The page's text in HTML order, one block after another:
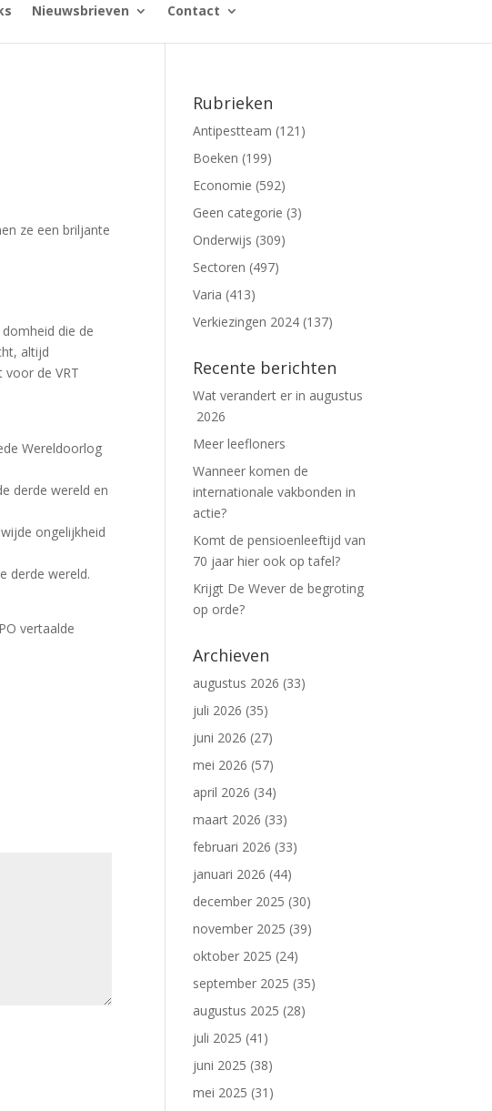
Nieuwsbrieven Contact
ze een briljante
die de
altijd
de VRT
Wereldoorlog
derde wereld en
ongelijkheid
derde wereld.
vertaalde
Rubrieken
Antipestteam (121)
Boeken (199)
Economie (592)
Geen categorie (3)
Onderwijs (309)
Sectoren (497)
Varia (413)
Verkiezingen 2024 (137)
Recente berichten
Wat verandert er in augustus
2026
Meer leefloners
Wanneer komen de
internationale vakbonden in
actie?
Komt de pensioenleeftijd van
70 jaar hier ook op tafel?
Krijgt De Wever de begroting
op orde?
Archieven
augustus 2026 (33)
juli 2026 (35)
juni 2026 (27)
mei 2026 (57)
april 2026 (34)
maart 2026 (33)
februari 2026 (33)
januari 2026 (44)
december 2025 (30)
november 2025 (39)
oktober 2025 (24)
september 2025 (35)
augustus 2025 (28)
juli 2025 (41)
juni 2025 (38)
mei 2025 (31)